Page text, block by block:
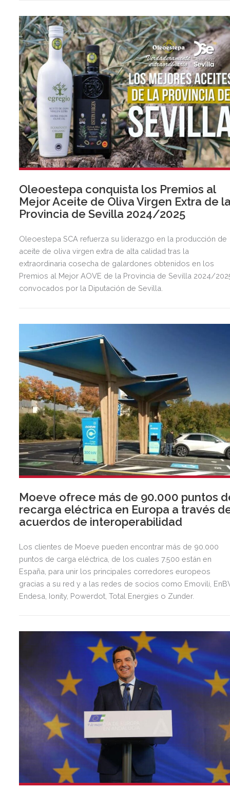
Oleoestepa conquista los Premios al
Mejor Aceite de Oliva Virgen Extra de
Provincia de Sevilla 2024/2025
Oleoestepa SCA refuerza su liderazgo en la producción de
aceite de oliva virgen extra de alta calidad tras la
extraordinaria cosecha de galardones obtenidos en los
Premios al Mejor AOVE de la Provincia de Sevilla 2024/
convocados por la Diputación de Sevilla.
Moeve ofrece más de 90.000 puntos
recarga eléctrica en Europa a través
acuerdos de interoperabilidad
Los clientes de Moeve pueden encontrar más de 90.000
puntos de carga eléctrica, de los cuales 7.500 están en
España, para unir los principales corredores europeos
gracias a su red y a las redes de socios como Emovili,
Endesa, Ionity, Powerdot, Total Energies o Zunder.